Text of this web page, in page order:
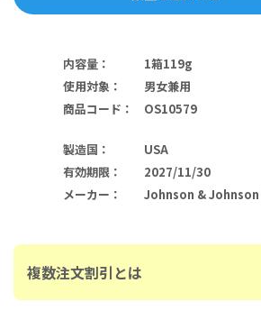
内容量 ：
1箱119g
使用対象 ：
男女兼用
商品コード ： OS10579
製造国 ：
USA
有効期限 ：
2027/11/30
メーカー ： Johnson &
複数注文割引とは